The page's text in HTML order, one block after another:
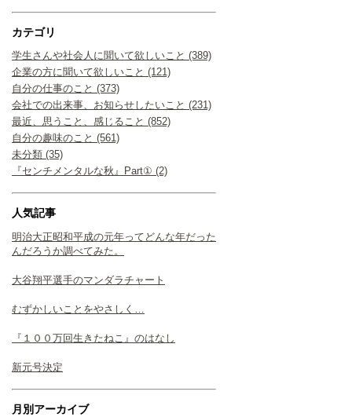
カテゴリ
学生さんや社会人に聞いて欲しいこと (389)
企業の方に聞いて欲しいこと (121)
自分の仕事のこと (373)
会社での出来事、お知らせしたいこと (231)
最近、思うこと、感じること (852)
自分の趣味のこと (561)
未分類 (35)
『センチメンタルな秋』Part① (2)
人気記事
明治大正昭和平成の元年ってどんな年だった
んだろうか調べてみた。
大谷翔平選手のマンダラチャート
むずかしいことをやさしく…
『１００万回生きたねこ』のはなし
新元号決定
月別アーカイブ